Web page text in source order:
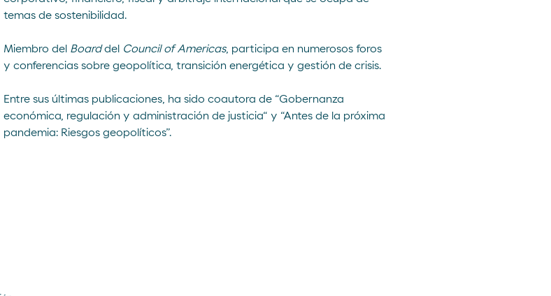
temas de sostenibilidad.
Miembro del Boarddel Council of Americas, participa en numerosos foros
y conferencias sobre geopolítica, transición energética y gestión de crisis.
Entre sus últimas publicaciones, ha sido coautora de “Gobernanza
económica, regulación y administración de justicia“ y “Antes de la próxima
pandemia: Riesgos geopolíticos”.